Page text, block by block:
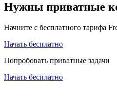
Нужны приватные
Начните с бесплатного тарифа
Начать бесплатно
Попробовать приватные задачи
Начать бесплатно